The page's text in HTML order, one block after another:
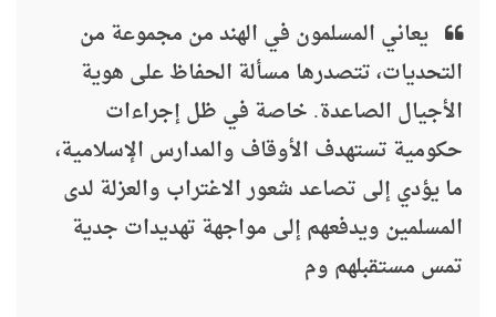
يعاني المسلمون في الهند من مجموعة من
التحديات، تتصدرها مسألة الحفاظ على هوية
الأجيال الصاعدة. خاصة في ظل إجراءات
حكومية تستهدف الأوقاف والمدارس الإسلامية،
ما يؤدي إلى تصاعد شعور الاغتراب والعزلة لدى
المسلمين ويدفعهم إلى مواجهة تهديدات جدية
تمس مستقبلهم وم